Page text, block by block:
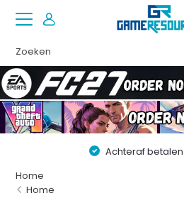
Achteraf
Home
Home